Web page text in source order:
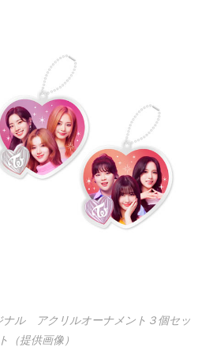
ナル アクリルオーナメント３個セッ
ト（提供画像）